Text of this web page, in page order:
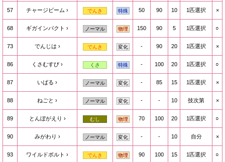
57 チャージビーム でんき 特殊 50 90 10 1匹選択 ×
68 ギガインパクト ノーマル 物理 150 90 5 1匹選択 ○
73 でんじは でんき 変化 - 90 20 1匹選択 ×
86 くさむすび くさ 特殊 - 100 20 1匹選択 ○
87 いばる ノーマル 変化 - 85 15 1匹選択 ×
88 ねごと ノーマル 変化 - - 10 技次第 ×
89 とんぼがえり むし 物理 70 100 20 1匹選択 ○
90 みがわり ノーマル 変化 - - 10 自分 ×
93 ワイルドボルト でんき 物理 90 100 15 1匹選択 ○